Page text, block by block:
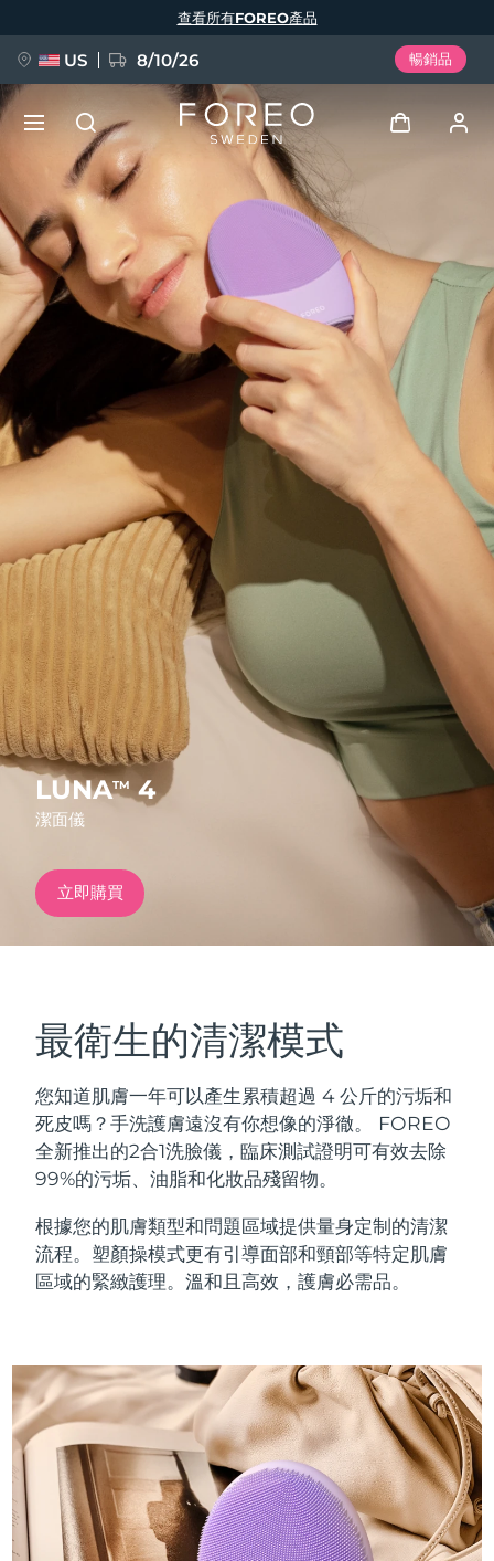
LUNATM4
潔面儀
立即購買
最衛生的清潔模式
您知道肌膚一年可以產生累積超過 4 公斤的污垢和
死皮嗎？手洗護膚遠沒有你想像的淨徹。 FOREO
全新推出的2合1洗臉儀，臨床測試證明可有效去除
99%的污垢、油脂和化妝品殘留物。
根據您的肌膚類型和問題區域提供量身定制的清潔
流程。塑顏操模式更有引導面部和頸部等特定肌膚
區域的緊緻護理。溫和且高效，護膚必需品。
查看所有FOREO產品
US 8/10/26 暢銷品
用戶信息
我的設備
我的訂單
我的地址
我的訂閱
新品
FAQ™ Pure Beauty-Tech Elixir
BREAKING NEWS
issa™ Teeth Whitening Set
FAQ™ Dual LED Panel
熱門產品
特別優惠
紅光療法
面部清潔
LUNA™ 4 套裝
Anti-aging massage
LUNA™ 4 Plus
LUNA™ 4 Men
For men, anti-aging massage
LUNA™ 4 mini
For young skin, T-zone
緊致提拉
BEAR™ 2 套裝
Microcurrent toning
BEAR™ 2 go
BEAR™ 2 eyes & lips
Microcurrent line smoothing device
面部提拉護理
Premium anti-aging skincare
補水保濕
UFO™ 3 套裝
UFO™ 3 LED
Near-infrared and red light therapy
device
UFO™ 3 mini
Red light therapy device for young skin
口腔護理
issa™ 4
issa™ 4 plus
Smart hybrid silicone sonic toothbrush
issa™ 4 smile
Hybrid silicone sonic toothbrush
抗老
FAQ™ 101
Clinical anti-aging
LED 護理
NEW
FAQ™ 201
LED mask
NEW
語言
English Deutsch
Español
Français
Italiano
Português
Svenska
Русский
Türkçe
简体中文 繁體中文
發貨國家
美國 預計送達日期 8/10/26
英國 預計送達日期8/9/26
西班牙 8/9/26
澳洲 預計送達日期 8/12/26
法國 預計送達日期
德國 預計送達日期
加拿大 預計送達日期 8/13/26
奧地利 預計送達日期
比利時 預計送達日期8/9/26
百慕達 預計送達日期
波士尼亞與赫塞哥維納 預計送達日期8/12/26
汶萊 預計送達日期
加拿大 預計送達日期8/13/26
智利 預計送達日期8/13/26
中國 預計送達日期 8/9/26
哥倫比亞 預計送達日期8/13/26